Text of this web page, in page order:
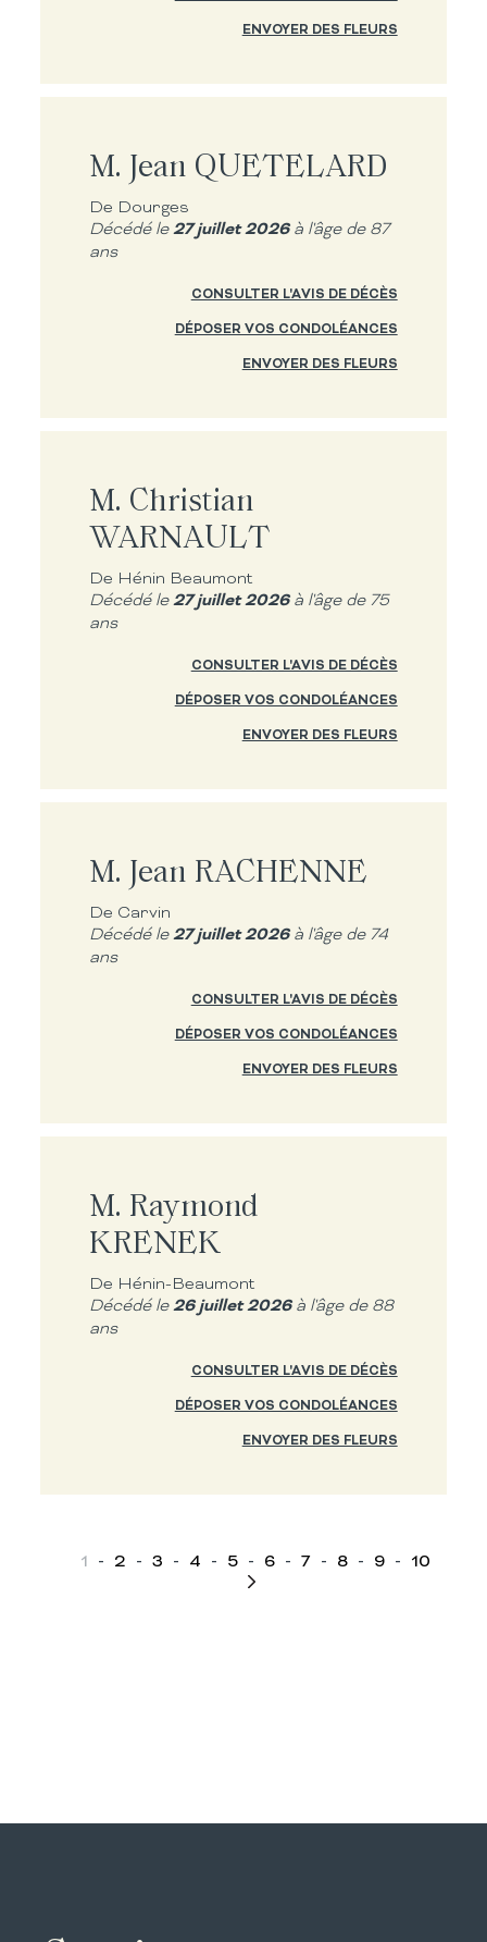
ENVOYER DES FLEURS
M. Jean QUETELARD
De Dourges
Décédé le27 juillet 2026à l'âge de 87
ans
CONSULTER L'AVIS DE DÉCÈS
DÉPOSER VOS CONDOLÉANCES
ENVOYER DES FLEURS
M. Christian
WARNAULT
De Hénin Beaumont
Décédé le27 juillet 2026à l'âge de 75
ans
CONSULTER L'AVIS DE DÉCÈS
DÉPOSER VOS CONDOLÉANCES
ENVOYER DES FLEURS
M. Jean RACHENNE
De Carvin
Décédé le27 juillet 2026à l'âge de 74
ans
CONSULTER L'AVIS DE DÉCÈS
DÉPOSER VOS CONDOLÉANCES
ENVOYER DES FLEURS
M. Raymond
KRENEK
De Hénin-Beaumont
Décédé le26 juillet 2026à l'âge de 88
ans
CONSULTER L'AVIS DE DÉCÈS
DÉPOSER VOS CONDOLÉANCES
ENVOYER DES FLEURS
1 - 2 - 3 - 4 - 5 - 6 - 7 - 8 - 9 - 10